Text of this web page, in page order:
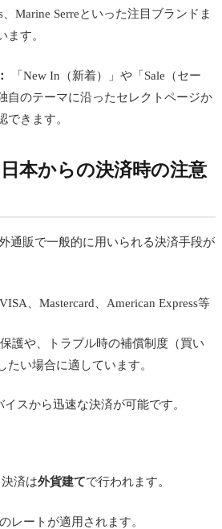
、Marine Serreといった注目ブランドま
ます。
「New In（新着）」や「Sale（セー
自のテーマに沿ったセレクトページか
できます。
本からの決済時の注意
通販で一般的に用いられる決済手段が
VISA、Mastercard、American Express等
護や、トラブル時の補償制度（買い
たい場合に適しています。
イスから迅速な決済が可能です。
済は外貨建てで行われます。
レートが適用されます。